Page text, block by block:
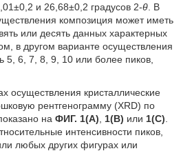
и 26,68±0,2 градусов 2-θ. В
композиция может иметь
или десять данных характерных
в другом варианте осуществления
5, 6, 7, 8, 9, 10 или более пиков,
осуществления кристаллические
рентгенограмму (XRD) по
на ФИГ. 1(A) 1(B) или 1(C)
интенсивности пиков,
любых других фигурах или